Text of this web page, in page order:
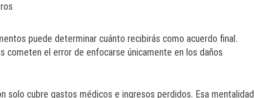
puede determinar cuánto recibirás como acuerdo final.
cometen el error de enfocarse únicamente en los daños
solo cubre gastos médicos e ingresos perdidos. Esa mentalidad